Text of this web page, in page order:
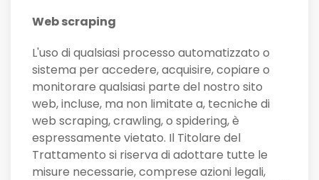
Web scraping
L'uso di qualsiasi processo automatizzato o
sistema per accedere, acquisire, copiare o
monitorare qualsiasi parte del nostro sito
web, incluse, ma non limitate a, tecniche di
web scraping, crawling, o spidering, è
espressamente vietato. Il Titolare del
Trattamento si riserva di adottare tutte le
misure necessarie, comprese azioni legali,